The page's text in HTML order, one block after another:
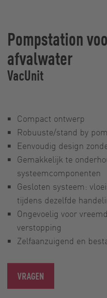
Pompstation
afvalwater
VacUnit
Compact ontwerp
Robuuste/stand by
Eenvoudig design
Gemakkelijk te
systeemcomponenten
Gesloten systeem:
tijdens dezelfde
Ongevoelig voor
verstopping
Zelfaanzuigend en
VRAGEN